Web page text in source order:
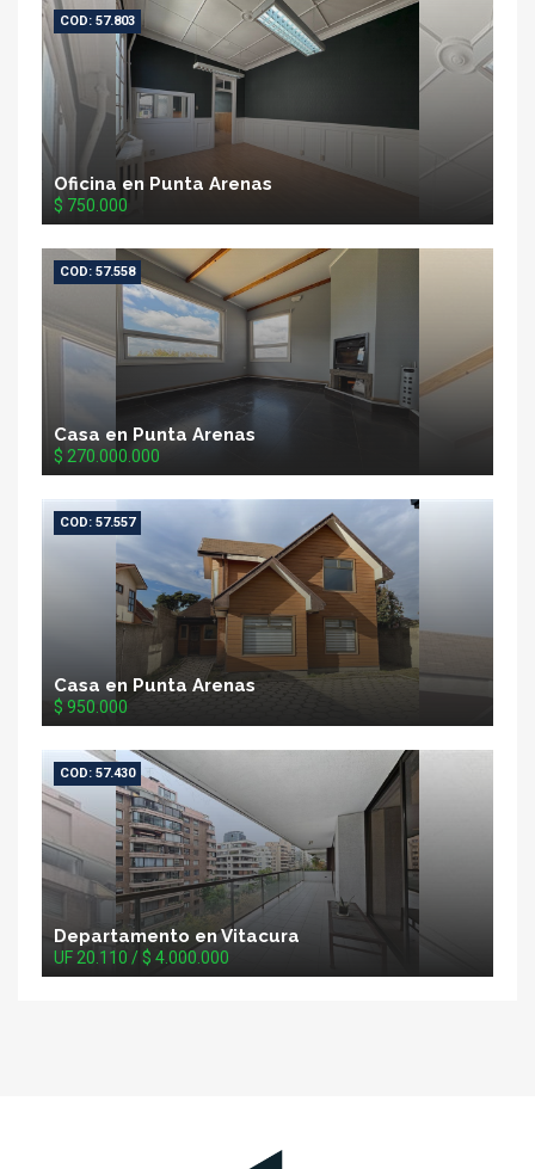
COD: 57.803
Oficina en Punta Arenas
$ 750.000
COD: 57.558
Casa en Punta Arenas
$ 270.000.000
COD: 57.557
Casa en Punta Arenas
$ 950.000
COD: 57.430
Departamento en Vitacura
UF 20.110 / $ 4.000.000